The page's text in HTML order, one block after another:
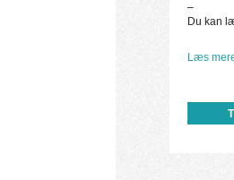
–
Du kan
Læs